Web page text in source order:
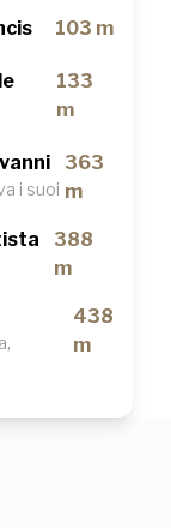
103 m
133
m
i suoi
363
m
388
m
438
m